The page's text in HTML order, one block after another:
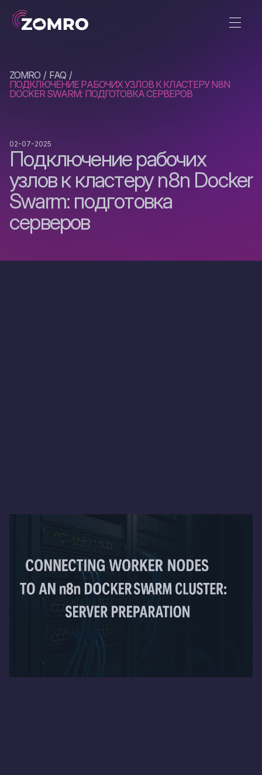
ZOMRO
FAQ
ПОДКЛЮЧЕНИЕ РАБОЧИХ УЗЛОВ К КЛАСТЕРУ N8N
DOCKER SWARM: ПОДГОТОВКА СЕРВЕРОВ
Подключение рабочих
узлов к кластеру n8n Docker
Swarm: подготовка
серверов
02-07-2025